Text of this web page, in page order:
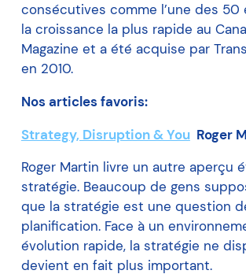
consécutives comme l’une des 50
la croissance la plus rapide au
Magazine et a été acquise par
en 2010.
Nos articles favoris:
Strategy, Disruption & YouRoger
Roger Martin livre un autre aperçu
stratégie. Beaucoup de gens
que la stratégie est une question
planification. Face à un
évolution rapide, la stratégie ne
devient en fait plus important.